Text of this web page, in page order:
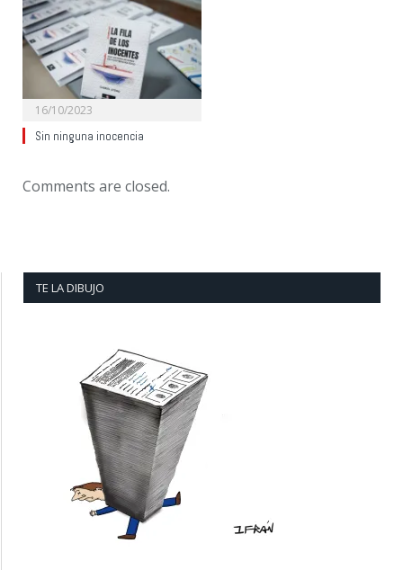
16/10/2023
Sin ninguna inocencia
Comments are closed.
TE LA DIBUJO